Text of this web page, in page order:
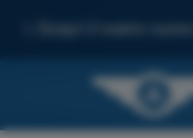
Scopri il nostro